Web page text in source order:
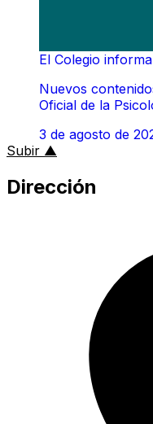
El Colegio informa
Nuevos
Oficial de la
3 de agosto de
Subir ▲
Dirección